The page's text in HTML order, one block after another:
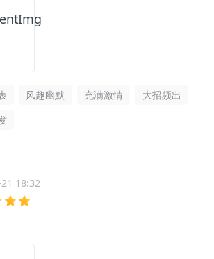
风趣幽默 充满激情
大招频出
18:32